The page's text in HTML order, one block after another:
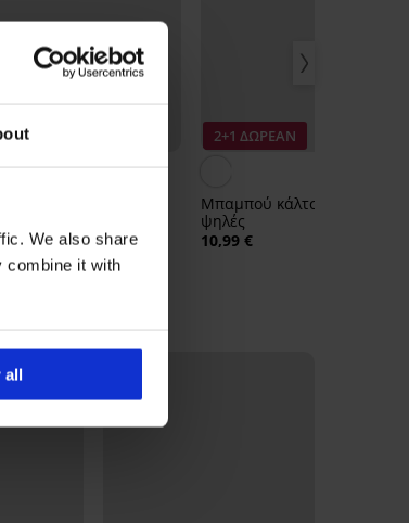
We also share
combine it with
all
ΔΩΡΕΑΝ
Κάλτσες από
Raban
€
2+1 ΔΩΡΕΑΝ
Μπαμπού κάλτσες Deli
ψηλές
10,99 €